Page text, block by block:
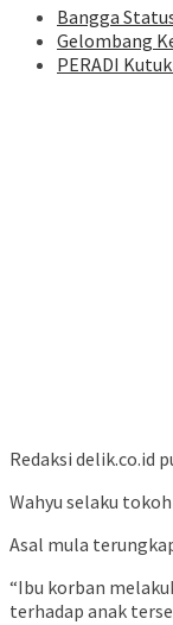
Bangga
Gelombang
PERADI
Redaksi delik.co.id
Wahyu selaku
Asal mula
“Ibu korban
terhadap anak